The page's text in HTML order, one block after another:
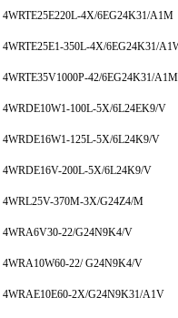
4WRTE25E220L-4X/6EG24K31/A1M
4WRTE25E1-350L-4X/6EG24K31/
4WRTE35V1000P-42/6EG24K31/
4WRDE10W1-100L-5X/6L24EK9/V
4WRDE16W1-125L-5X/6L24K9/V
4WRDE16V-200L-5X/6L24K9/V
4WRL25V-370M-3X/G24Z4/M
4WRA6V30-22/G24N9K4/V
4WRA10W60-22/ G24N9K4/V
4WRAE10E60-2X/G24N9K31/A1V